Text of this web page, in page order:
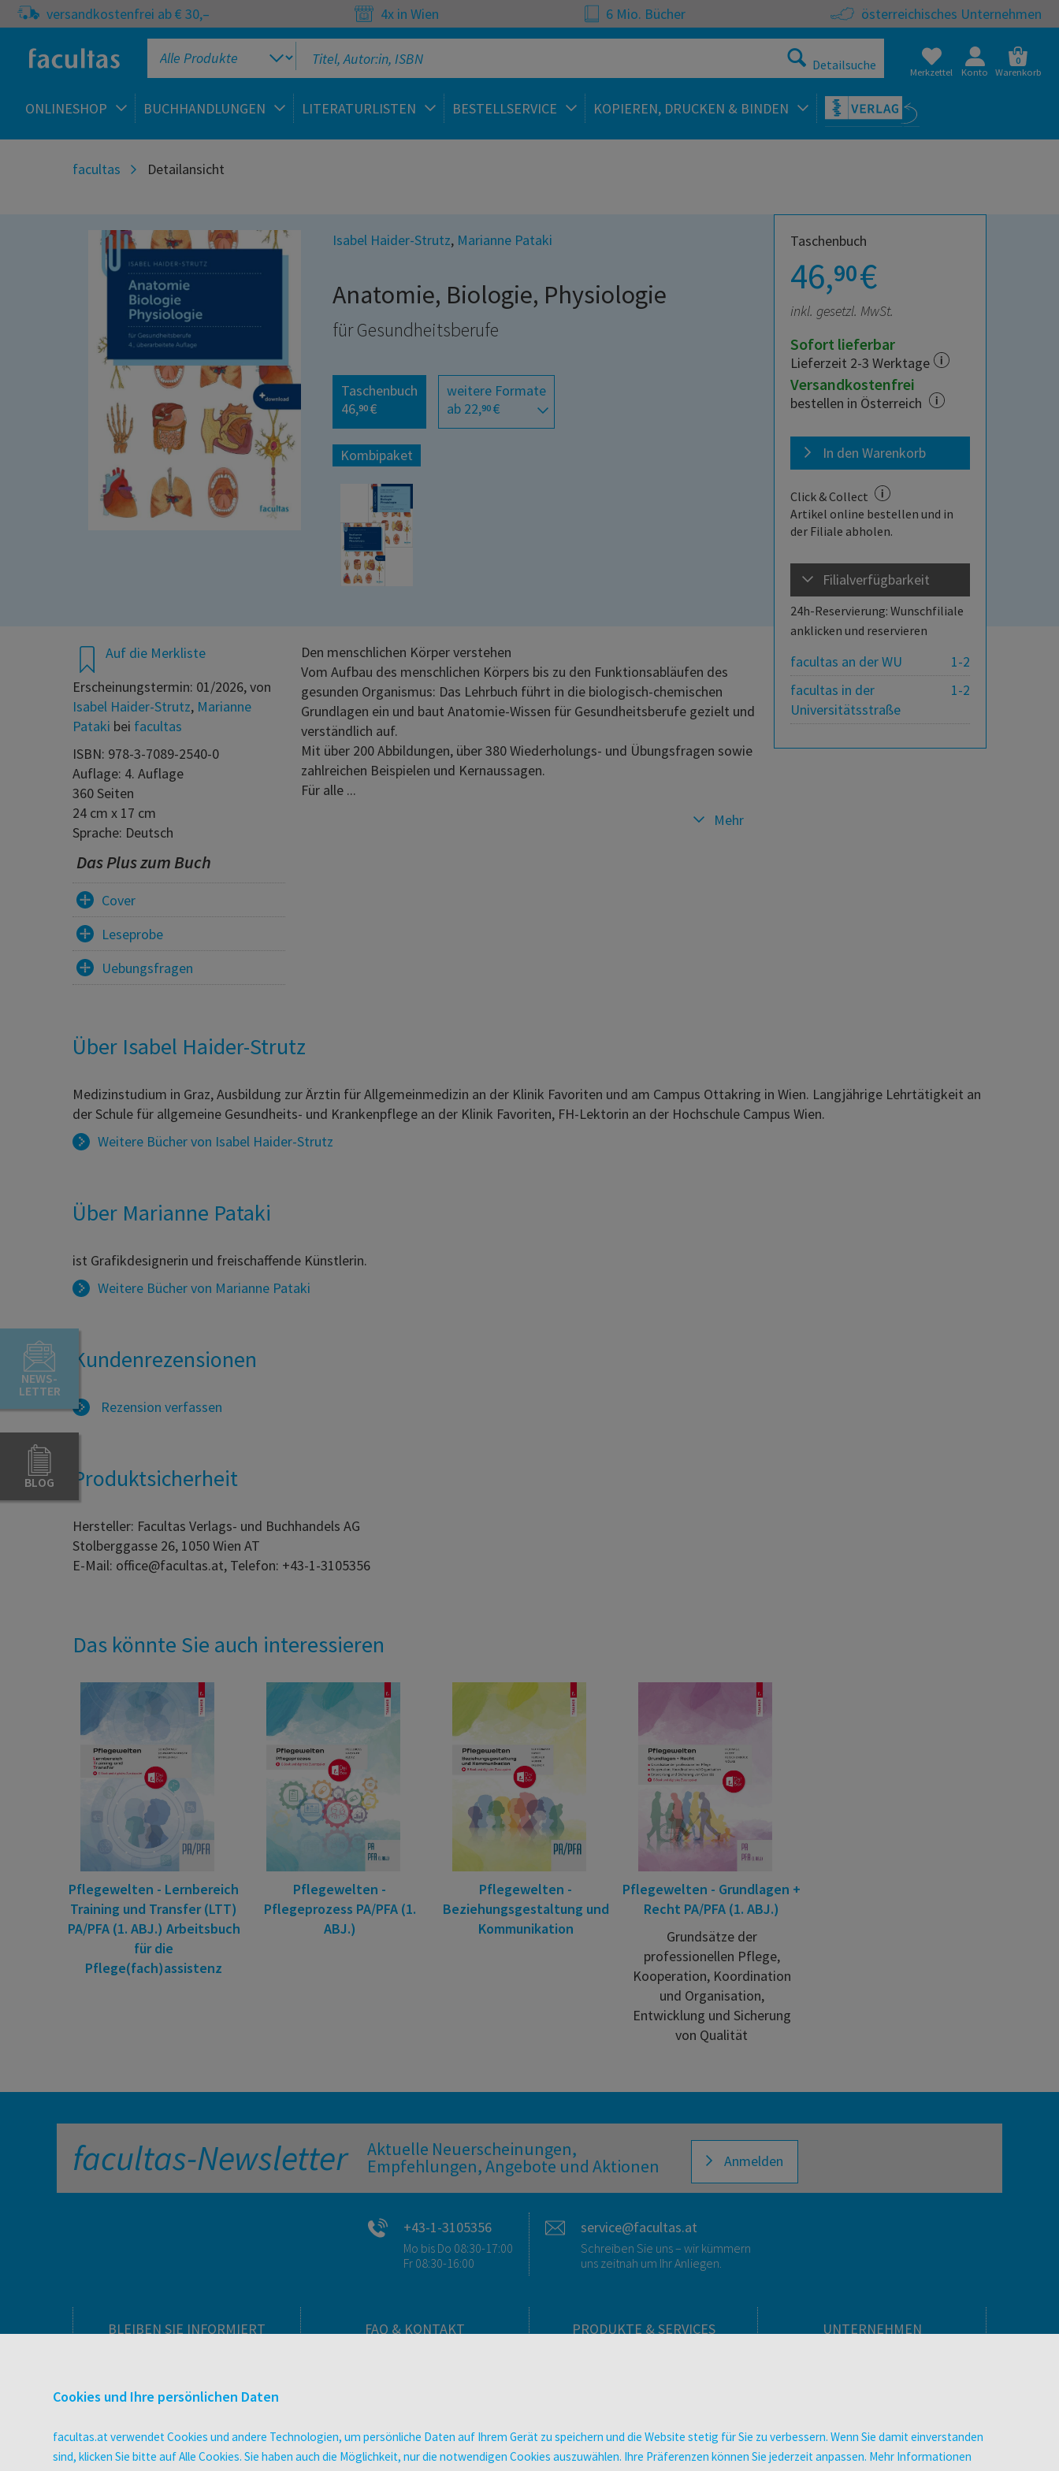
NEWS-
LETTER
BLOG
versandkostenfrei ab € 30,– 4x in Wien 6 Mio. Bücher österreichisches Unternehmen
Detailsuche Merkzettel Konto
0
Warenkorb
ONLINESHOP BUCHHANDLUNGEN LITERATURLISTEN BESTELLSERVICE KOPIEREN, DRUCKEN & BINDEN
facultas Detailansicht
Isabel Haider-Strutz, Marianne Pataki
Anatomie, Biologie, Physiologie
für Gesundheitsberufe
Taschenbuch
46,90 €
weitere Formate
ab 22,90 €
Kombipaket
Taschenbuch
46,90€
inkl. gesetzl. MwSt.
Sofort lieferbar
Lieferzeit 2-3 Werktage
Versandkostenfrei
bestellen in Österreich
In den Warenkorb
Click & Collect
Artikel online bestellen und in
der Filiale abholen.
Filialverfügbarkeit
24h-Reservierung: Wunschfiliale
anklicken und reservieren
1-2
facultas an der WU
1-2
facultas in der
Universitätsstraße
Auf die Merkliste
Erscheinungstermin: 01/2026, von
Isabel Haider-Strutz, Marianne
Pataki bei facultas
ISBN: 978-3-7089-2540-0
Auflage: 4. Auflage
360 Seiten
24 cm x 17 cm
Sprache: Deutsch
Das Plus zum Buch
Cover
Leseprobe
Uebungsfragen
Den menschlichen Körper verstehen
Vom Aufbau des menschlichen Körpers bis zu den Funktionsabläufen des
gesunden Organismus: Das Lehrbuch führt in die biologisch-chemischen
Grundlagen ein und baut Anatomie-Wissen für Gesundheitsberufe gezielt und
verständlich auf.
Mit über 200 Abbildungen, über 380 Wiederholungs- und Übungsfragen sowie
zahlreichen Beispielen und Kernaussagen.
Für alle ...
Mehr
Über Isabel Haider-Strutz
Medizinstudium in Graz, Ausbildung zur Ärztin für Allgemeinmedizin an der Klinik Favoriten und am Campus Ottakring in Wien. Langjährige Lehrtätigkeit an
der Schule für allgemeine Gesundheits- und Krankenpflege an der Klinik Favoriten, FH-Lektorin an der Hochschule Campus Wien.
Weitere Bücher von Isabel Haider-Strutz
Über Marianne Pataki
ist Grafikdesignerin und freischaffende Künstlerin.
Weitere Bücher von Marianne Pataki
Kundenrezensionen
Rezension verfassen
Produktsicherheit
Hersteller: Facultas Verlags- und Buchhandels AG
Stolberggasse 26, 1050 Wien AT
E-Mail: office@facultas.at, Telefon: +43-1-3105356
Das könnte Sie auch interessieren
Pflegewelten - Lernbereich
Training und Transfer (LTT)
PA/PFA (1. ABJ.) Arbeitsbuch
für die
Pflege(fach)assistenz
Pflegewelten -
Pflegeprozess PA/PFA (1.
ABJ.)
Pflegewelten -
Beziehungsgestaltung und
Kommunikation
Pflegewelten - Grundlagen +
Recht PA/PFA (1. ABJ.)
Grundsätze der
professionellen Pflege,
Kooperation, Koordination
und Organisation,
Entwicklung und Sicherung
von Qualität
facultas-Newsletter Aktuelle Neuerscheinungen,
Empfehlungen, Angebote und Aktionen Anmelden
+43-1-3105356
Mo bis Do 08:30-17:00
Fr 08:30-16:00
service@facultas.at
Schreiben Sie uns – wir kümmern
uns zeitnah um Ihr Anliegen.
BLEIBEN SIE INFORMIERT
Veranstaltungen
Literaturlisten
facultas Club
FAQ & KONTAKT
Ansprechpartner:innen
So finden Sie uns
PRODUKTE & SERVICES
Druckerei facultas druckt.
Kopierservice
UNTERNEHMEN
Datenschutz & Cookies
AGB
Cookies und Ihre persönlichen Daten
facultas.at verwendet Cookies und andere Technologien, um persönliche Daten auf Ihrem Gerät zu speichern und die Website stetig für Sie zu verbessern. Wenn Sie damit einverstanden
sind, klicken Sie bitte auf Alle Cookies. Sie haben auch die Möglichkeit, nur die notwendigen Cookies auszuwählen. Ihre Präferenzen können Sie jederzeit anpassen. Mehr Informationen